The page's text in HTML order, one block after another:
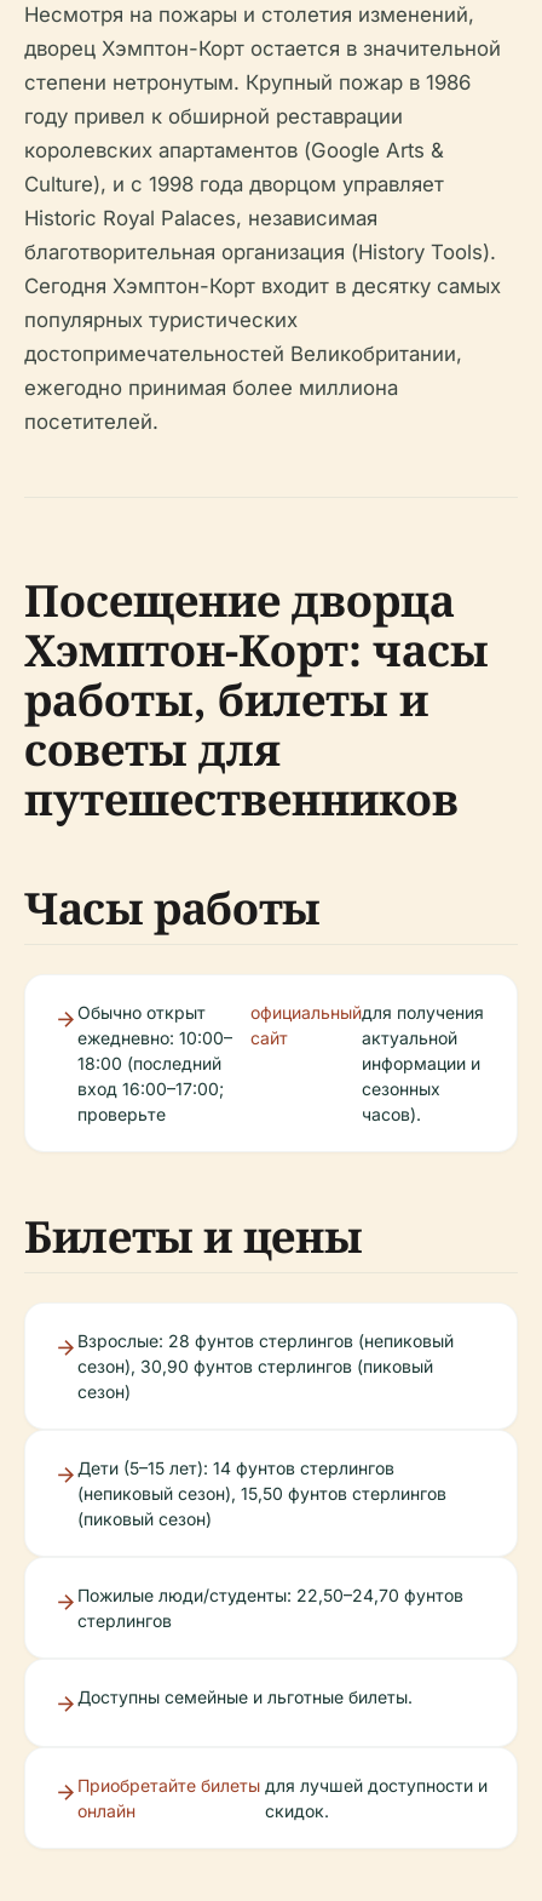
Несмотря на пожары и столетия изменений,
дворец Хэмптон-Корт остается в значительной
степени нетронутым. Крупный пожар в 1986
году привел к обширной реставрации
королевских апартаментов (Google Arts &
Culture), и с 1998 года дворцом управляет
Historic Royal Palaces, независимая
благотворительная организация (History Tools).
Сегодня Хэмптон-Корт входит в десятку самых
популярных туристических
достопримечательностей Великобритании,
ежегодно принимая более миллиона
посетителей.
Посещение дворца
Хэмптон-Корт: часы
работы, билеты и
советы для
путешественников
Часы работы
Обычно открыт
ежедневно: 10:00–
18:00 (последний
вход 16:00–17:00;
проверьте
официальный
сайт
для получения
актуальной
информации и
сезонных
часов).
Билеты и цены
Взрослые: 28 фунтов стерлингов (непиковый
сезон), 30,90 фунтов стерлингов (пиковый
сезон)
Дети (5–15 лет): 14 фунтов стерлингов
(непиковый сезон), 15,50 фунтов стерлингов
(пиковый сезон)
Пожилые люди/студенты: 22,50–24,70 фунтов
стерлингов
Доступны семейные и льготные билеты.
Приобретайте билеты
онлайн
для лучшей доступности и
скидок.